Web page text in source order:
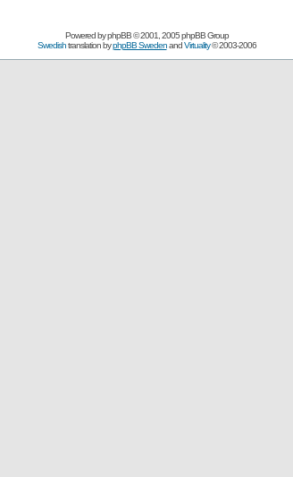
Powered byphpBB© 2001, 2005 phpBB Group
Swedishtranslation byphpBB SwedenandVirtuality© 2003-2006